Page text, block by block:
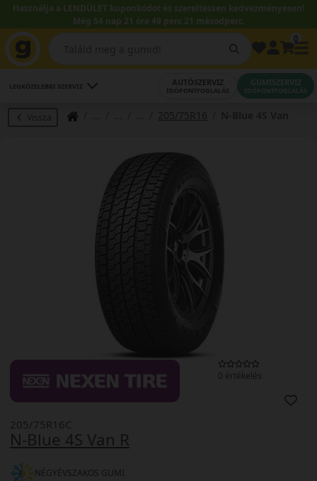
Használja a LENDÜLET kuponkódot és szereltessen kedvezményesen!
Még 54 nap 21 óra 49 perc 21 másodperc.
LEGKÖZELEBBI SZERVIZ AUTÓSZERVIZ
IDŐPONTFOGLALÁS
GUMISZERVIZ
IDŐPONTFOGLALÁS
Vissza 205/75R16
0 értékelés
N-Blue 4S Van R
205/75R16C
NÉGYÉVSZAKOS GUMI